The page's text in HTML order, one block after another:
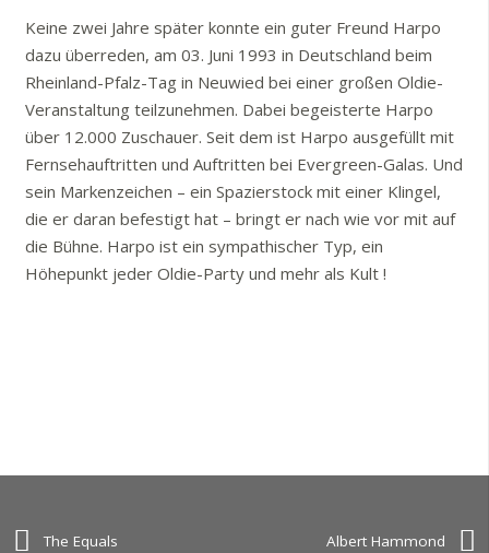
Keine zwei Jahre später konnte ein guter Freund Harpo
dazu überreden, am 03. Juni 1993 in Deutschland beim
Rheinland-Pfalz-Tag in Neuwied bei einer großen Oldie-
Veranstaltung teilzunehmen. Dabei begeisterte Harpo
über 12.000 Zuschauer. Seit dem ist Harpo ausgefüllt mit
Fernsehauftritten und Auftritten bei Evergreen-Galas. Und
sein Markenzeichen – ein Spazierstock mit einer Klingel,
die er daran befestigt hat – bringt er nach wie vor mit auf
die Bühne. Harpo ist ein sympathischer Typ, ein
Höhepunkt jeder Oldie-Party und mehr als Kult !
The Equals Albert Hammond